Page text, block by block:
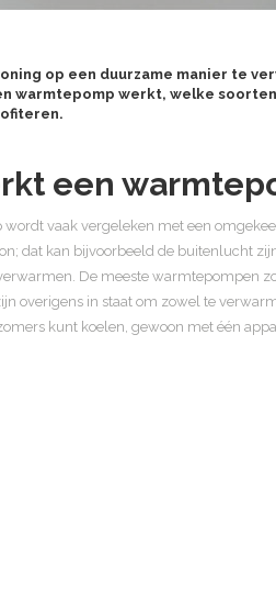
op een duurzame manier te
warmtepomp werkt, welke
een
vaak vergeleken met een
dat kan bijvoorbeeld de buitenlucht
De meeste warmtepompen
overigens in staat om zowel te
kunt koelen, gewoon met één